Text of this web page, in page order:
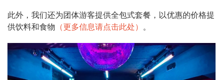
此外，我们还为团体游客提供全包式套餐，以优惠的价格提
供饮料和食物 （更多信息请点击此处） 。